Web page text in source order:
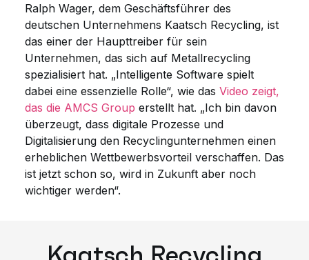
Ralph Wager, dem Geschäftsführer des
deutschen Unternehmens Kaatsch Recycling, ist
das einer der Haupttreiber für sein
Unternehmen, das sich auf Metallrecycling
spezialisiert hat. „Intelligente Software spielt
dabei eine essenzielle Rolle“, wie das Video zeigt,
das die AMCS Group erstellt hat. „Ich bin davon
überzeugt, dass digitale Prozesse und
Digitalisierung den Recyclingunternehmen einen
erheblichen Wettbewerbsvorteil verschaffen. Das
ist jetzt schon so, wird in Zukunft aber noch
wichtiger werden“.